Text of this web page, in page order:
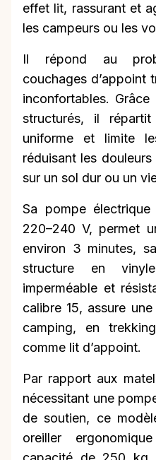
effet lit, rassurant et
les campeurs ou les
Il répond au
couchages d’appoint
inconfortables.
structurés, il
uniforme et limite
réduisant les
sur un sol dur ou un
Sa pompe
220–240 V, permet
environ 3 minutes,
structure en
imperméable et
calibre 15, assure
camping, en
comme lit d’appoint.
Par rapport aux
nécessitant une
de soutien, ce
oreiller